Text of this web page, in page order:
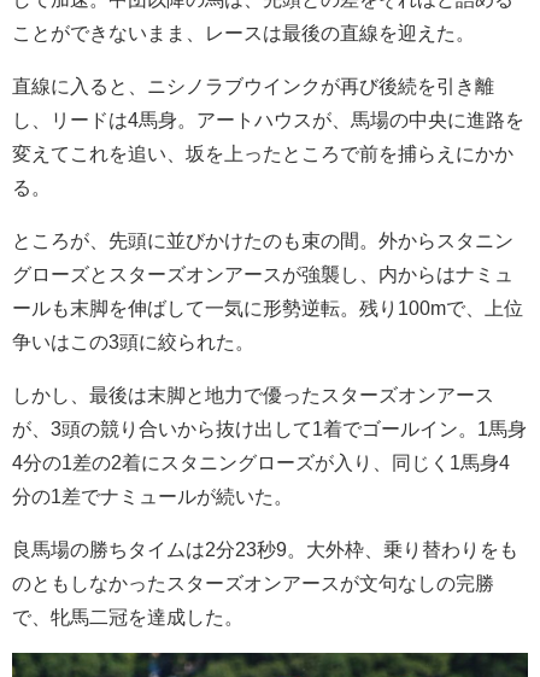
ことができないまま、レースは最後の直線を迎えた。
直線に入ると、ニシノラブウインクが再び後続を引き離
し、リードは4馬身。アートハウスが、馬場の中央に進路を
変えてこれを追い、坂を上ったところで前を捕らえにかか
る。
ところが、先頭に並びかけたのも束の間。外からスタニン
グローズとスターズオンアースが強襲し、内からはナミュ
ールも末脚を伸ばして一気に形勢逆転。残り100mで、上位
争いはこの3頭に絞られた。
しかし、最後は末脚と地力で優ったスターズオンアース
が、3頭の競り合いから抜け出して1着でゴールイン。1馬身
4分の1差の2着にスタニングローズが入り、同じく1馬身4
分の1差でナミュールが続いた。
良馬場の勝ちタイムは2分23秒9。大外枠、乗り替わりをも
のともしなかったスターズオンアースが文句なしの完勝
で、牝馬二冠を達成した。